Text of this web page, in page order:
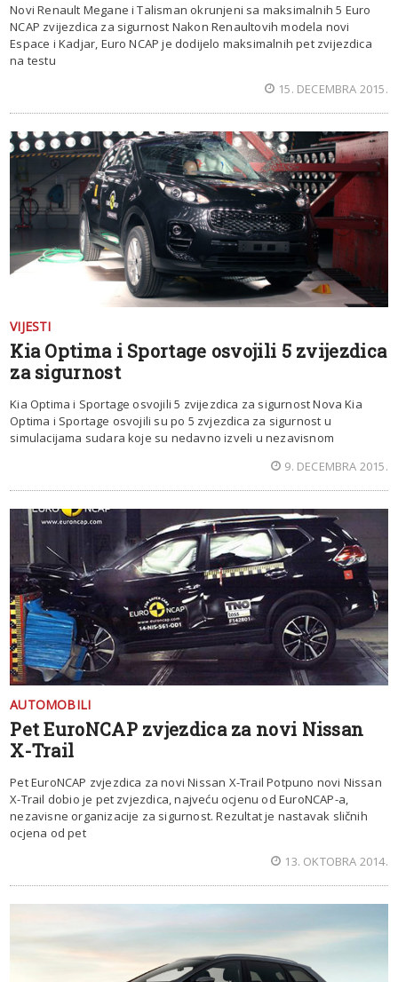
Novi Renault Megane i Talisman okrunjeni sa maksimalnih 5 Euro
NCAP zvijezdica za sigurnost Nakon Renaultovih modela novi
Espace i Kadjar, Euro NCAP je dodijelo maksimalnih pet zvijezdica
na testu
15. DECEMBRA 2015.
VIJESTI
Kia Optima i Sportage osvojili 5 zvijezdica
za sigurnost
Kia Optima i Sportage osvojili 5 zvijezdica za sigurnost Nova Kia
Optima i Sportage osvojili su po 5 zvjezdica za sigurnost u
simulacijama sudara koje su nedavno izveli u nezavisnom
9. DECEMBRA 2015.
AUTOMOBILI
Pet EuroNCAP zvjezdica za novi Nissan
X-Trail
Pet EuroNCAP zvjezdica za novi Nissan X-Trail Potpuno novi Nissan
X-Trail dobio je pet zvjezdica, najveću ocjenu od EuroNCAP-a,
nezavisne organizacije za sigurnost. Rezultat je nastavak sličnih
ocjena od pet
13. OKTOBRA 2014.